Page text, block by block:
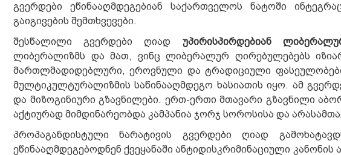
გვერდები ეწინააღმდეგებიან საქართველოს ნატოში
გაიგივების შემთხვევები.
შესწალილი გვერდები ღიად უპირისპირდებიან
ლიბერალიზმს და მათ, ვინც ლიბერალურ ღირებულებებს
მართლმადიდებლური, ეროვნული და ტრადიციული
მულტიკულტურალიზმის საწინააღმდეგო ხასიათის იყო. ამ
და მიზოგინიური გზავნილები. ერთ-ერთი მთავარი გზავნილი
აქტიურად მიმდინარეობდა კამპანია ჯორჯ სოროსისა და
პროპაგანდისტული ნარატივის გვერდები ღიად
ეწინააღმდეგებოდნენ ქვეყანაში ანტიდისკრიმინაციული